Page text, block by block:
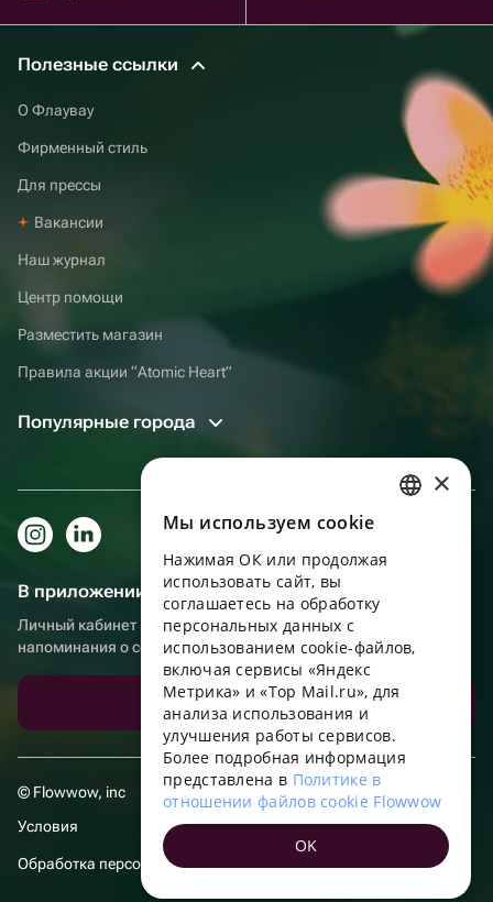
Полезные ссылки
О Флаувау
Фирменный стиль
Для прессы
Вакансии
Наш журнал
Центр помощи
Разместить магазин
Правила акции “Atomic Heart”
Популярные города
В приложении еще удобнее!
Личный кабинет получателя, больше бонусов за покупки и
напоминания о событиях
Скачать приложение
© Flowwow, inc
Условия
Обработка персональных данных
ENGLISH
UKRAINIAN
PORTUGUESE
FRENCH
TURKISH
×
Мы используем сookie
Нажимая ОК или продолжая
использовать сайт, вы
соглашаетесь на обработку
персональных данных с
использованием cookie-файлов,
включая сервисы «Яндекс
Метрика» и «Top Mail.ru», для
анализа использования и
улучшения работы сервисов.
Более подробная информация
представлена в Политике в
отношении файлов cookie Flowwow
OK